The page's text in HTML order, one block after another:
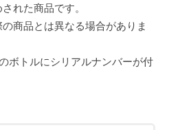
れた商品です。
商品とは異なる場合がありま
ボトルにシリアルナンバーが付